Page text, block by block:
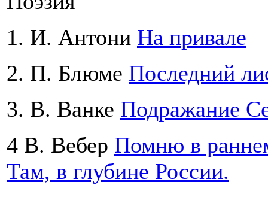
1. И. Антони На привале
2. П. Блюме Последний
3. В. Ванке Подражание
4 В. Вебер Помню в
Там, в глубине России.